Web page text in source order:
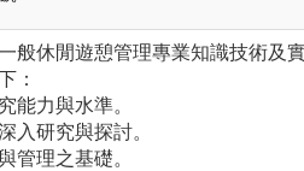
般休閒遊憩管理專業知識技術及
：
力與水準。
研究與探討。
理之基礎。